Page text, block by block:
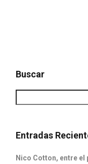
Buscar
Entradas
Nico Cotton, entre